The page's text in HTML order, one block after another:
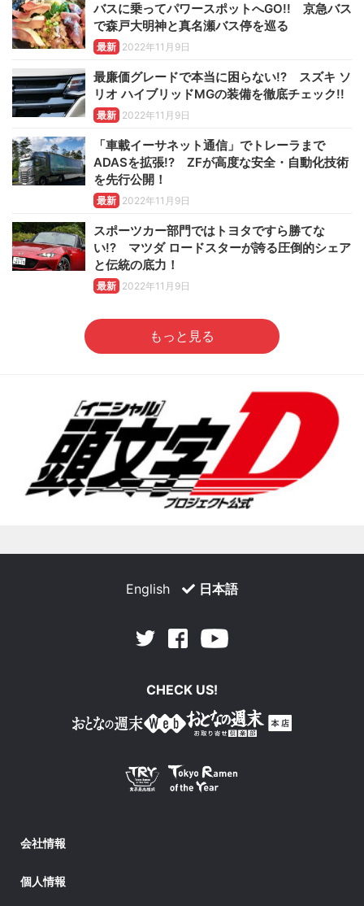
バスに乗ってパワースポットへGO!! 京急バス
で森戸大明神と真名瀬バス停を巡る
最新 2022年11月9日
最廉価グレードで本当に困らない!? スズキ ソ
リオ ハイブリッドMGの装備を徹底チェック!!
最新 2022年11月9日
「車載イーサネット通信」でトレーラまで
ADASを拡張!? ZFが高度な安全・自動化技術
を先行公開！
最新 2022年11月9日
スポーツカー部門ではトヨタですら勝てな
い!? マツダ ロードスターが誇る圧倒的シェア
と伝統の底力！
最新 2022年11月9日
もっと見る
English 日本語
Twitter Facebook
CHECK US!
会社情報
個人情報